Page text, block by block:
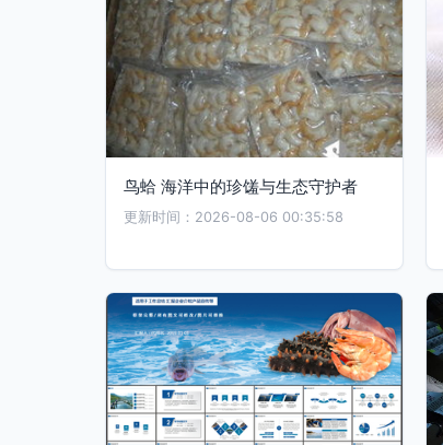
鸟蛤 海洋中的珍馐与生态守护者
更新时间：2026-08-06 00:35:58